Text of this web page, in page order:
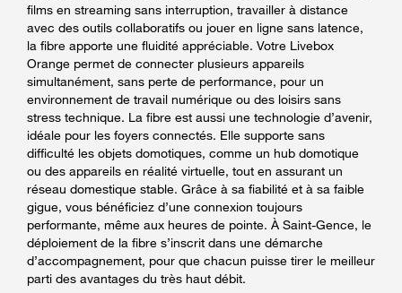
films en streaming sans interruption, travailler à distance
avec des outils collaboratifs ou jouer en ligne sans latence,
la fibre apporte une fluidité appréciable. Votre Livebox
Orange permet de connecter plusieurs appareils
simultanément, sans perte de performance, pour un
environnement de travail numérique ou des loisirs sans
stress technique. La fibre est aussi une technologie d’avenir,
idéale pour les foyers connectés. Elle supporte sans
difficulté les objets domotiques, comme un hub domotique
ou des appareils en réalité virtuelle, tout en assurant un
réseau domestique stable. Grâce à sa fiabilité et à sa faible
gigue, vous bénéficiez d’une connexion toujours
performante, même aux heures de pointe. À Saint-Gence, le
déploiement de la fibre s’inscrit dans une démarche
d’accompagnement, pour que chacun puisse tirer le meilleur
parti des avantages du très haut débit.